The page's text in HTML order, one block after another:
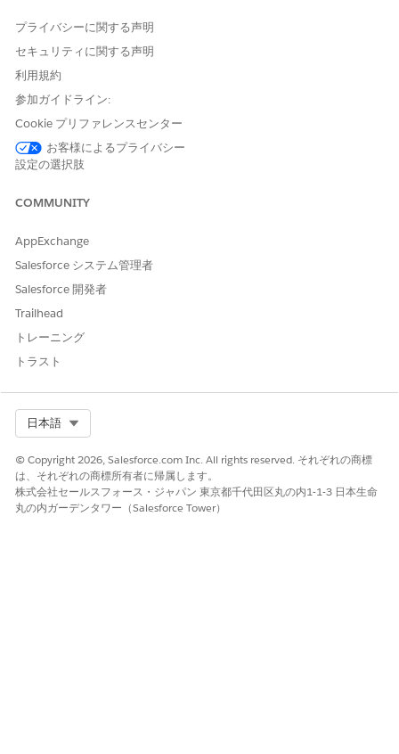
プライバシーに関する声明
セキュリティに関する声明
利用規約
参加ガイドライン:
Cookie プリファレンスセンター
お客様によるプライバシー
設定の選択肢
COMMUNITY
AppExchange
Salesforce システム管理者
Salesforce 開発者
Trailhead
トレーニング
トラスト
日本語
© Copyright 2026, Salesforce.com Inc. All rights reserved. それぞれの商標
は、それぞれの商標所有者に帰属します。
株式会社セールスフォース・ジャパン 東京都千代田区丸の内1-1-3 日本生命
丸の内ガーデンタワー（Salesforce Tower）